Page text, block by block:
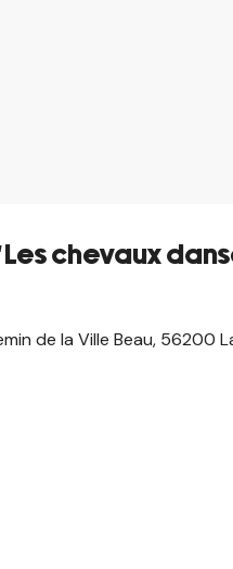
chevaux
de la Ville Beau, 56200